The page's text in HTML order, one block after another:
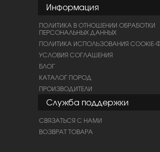
Информация
ПОЛИТИКА В ОТНОШЕНИИ ОБРАБОТКИ
ПЕРСОНАЛЬНЫХ ДАННЫХ
ПОЛИТИКА ИСПОЛЬЗОВАНИЯ
УСЛОВИЯ СОГЛАШЕНИЯ
БЛОГ
КАТАЛОГ ПОРОД
ПРОИЗВОДИТЕЛИ
Служба поддержки
СВЯЗАТЬСЯ С НАМИ
ВОЗВРАТ ТОВАРА